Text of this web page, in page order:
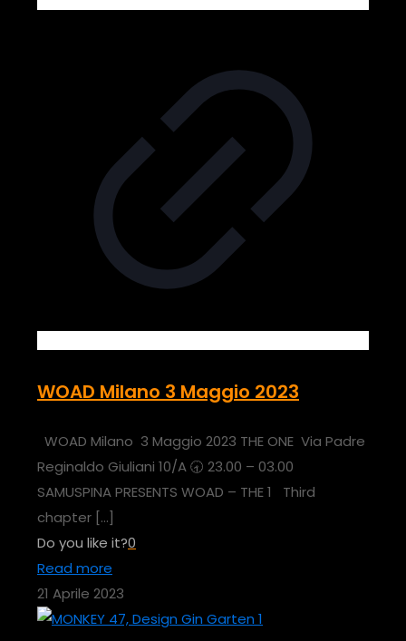
WOAD Milano 3 Maggio 2023
WOAD Milano 3 Maggio 2023 THE ONE Via Padre
Reginaldo Giuliani 10/A 🕣 23.00 – 03.00
SAMUSPINA PRESENTS WOAD – THE 1 Third
chapter […]
Do you like it?0
Read more
21 Aprile 2023